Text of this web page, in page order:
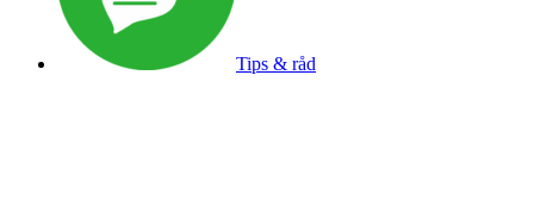
Tips & råd